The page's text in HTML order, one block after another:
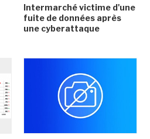
Intermarché victime d'une
fuite de données après
une cyberattaque